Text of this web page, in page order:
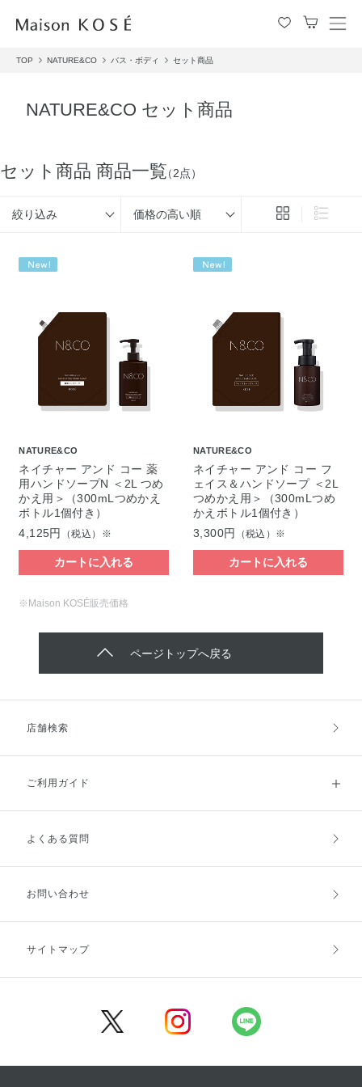
メ
TOP NATURE&CO バス・ボディ セット商品
NATURE&CO セット商品
セット商品 商品一覧（2点）
絞り込み 価格の高い順
NATURE&CO
ネイチャー アンド コー 薬
用ハンドソープN ＜2L つめ
かえ用＞（300mLつめかえ
ボトル1個付き）
4,125円
（税込）※
カートに入れる
NATURE&CO
ネイチャー アンド コー フ
ェイス＆ハンドソープ ＜2L
つめかえ用＞（300mLつめ
かえボトル1個付き）
3,300円
（税込）※
カートに入れる
※Maison KOSÉ販売価格
ページトップへ戻る
店舗検索
ご利用ガイド
ご利用ガイドトップ
お支払方法
キャンセル・返品・交換
よくある質問
お問い合わせ
サイトマップ